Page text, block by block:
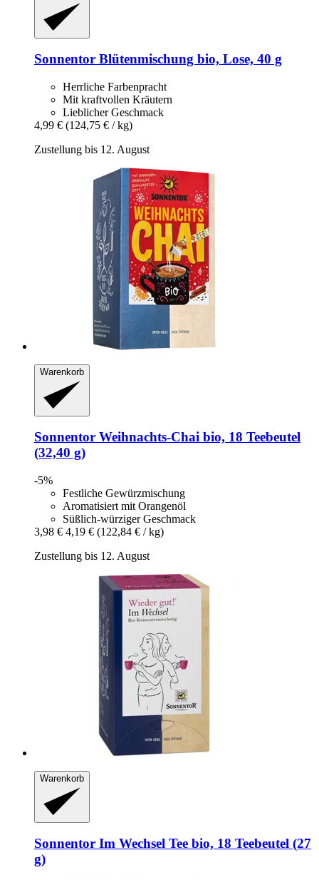
Sonnentor Blütenmischung bio, Lose, 40 g
Herrliche Farbenpracht
Mit kraftvollen Kräutern
Lieblicher Geschmack
4,99 € (124,75 € / kg)
Zustellung bis 12. August
Warenkorb
Sonnentor Weihnachts-​Chai bio, 18 Teebeutel
(32,40 g)
-5%
Festliche Gewürzmischung
Aromatisiert mit Orangenöl
Süßlich-würziger Geschmack
3,98 € 4,19 € (122,84 € / kg)
Zustellung bis 12. August
Warenkorb
Sonnentor Im Wechsel Tee bio, 18 Teebeutel (27
g)